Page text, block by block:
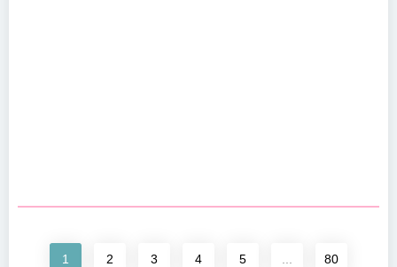
1 2 3 4 5 80